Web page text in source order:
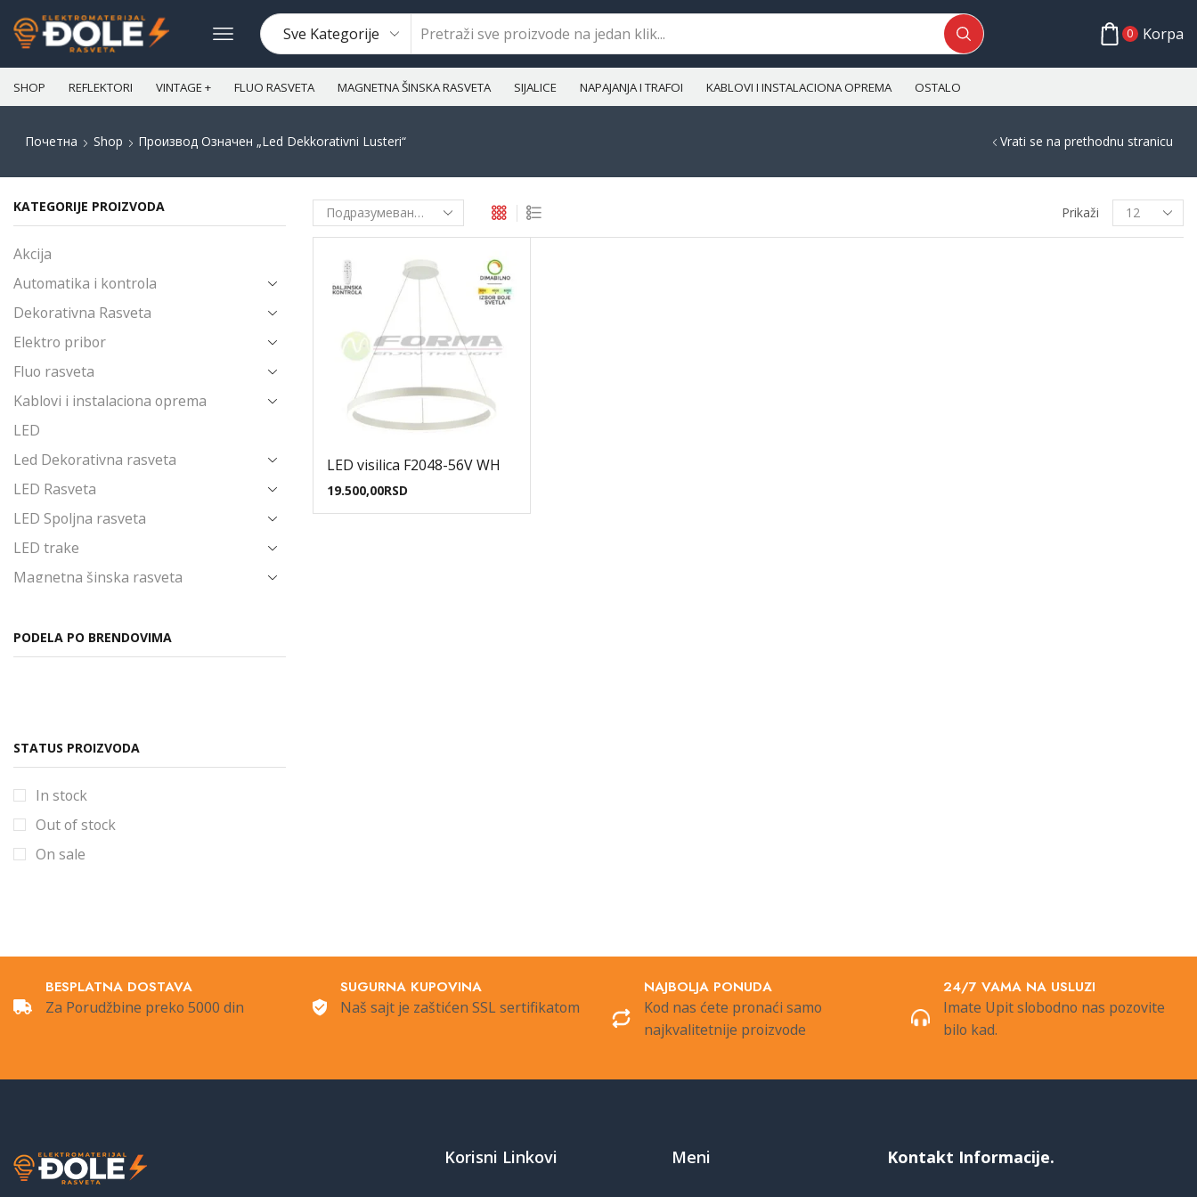
0 Korpa
SHOP REFLEKTORI VINTAGE + FLUO RASVETA MAGNETNA ŠINSKA RASVETA SIJALICE NAPAJANJA I TRAFOI KABLOVI I INSTALACIONA OPREMA OSTALO
Почетна Shop Производ Oзначен „led Dekkorativni Lusteri“ Vrati se na prethodnu stranicu
Prikaži
LED visilica F2048-56V WH
19.500,00RSD
KATEGORIJE PROIZVODA
Akcija
Automatika i kontrola
Dekorativna Rasveta
Elektro pribor
Fluo rasveta
Kablovi i instalaciona oprema
LED
Led Dekorativna rasveta
LED Rasveta
LED Spoljna rasveta
LED trake
Magnetna šinska rasveta
Novo u ponudi
Produžni kablovi i pribor
Štedljive sijalice
Stubići
Ugradna rasveta
Ventilatori
PODELA PO BRENDOVIMA
STATUS PROIZVODA
In stock
Out of stock
On sale
BESPLATNA DOSTAVA
Za Porudžbine preko 5000 din
SUGURNA KUPOVINA
Naš sajt je zaštićen SSL sertifikatom
NAJBOLJA PONUDA
Kod nas ćete pronaći samo
najkvalitetnije proizvode
24/7 VAMA NA USLUZI
Imate Upit slobodno nas pozovite
bilo kad.
Korisni Linkovi Meni Kontakt Informacije.